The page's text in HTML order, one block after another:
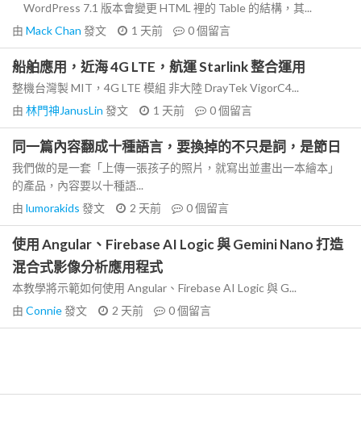
WordPress 7.1 版本會變更 HTML 裡的 Table 的結構，其...
由 Mack Chan 發文 1 天前 0個留言
船舶應用，近海 4G LTE，航運 Starlink 整合運用
整機台灣製 MIT，4G LTE 模組 非大陸 DrayTek VigorC4...
由 林門神JanusLin 發文 1 天前 0個留言
同一篇內容翻成十種語言，要換掉的不只是詞，是節日
我們做的是一套「上傳一張孩子的照片，就寫出並畫出一本繪本」
的產品，內容要以十種語...
由 lumorakids 發文 2 天前 0個留言
使用 Angular、Firebase AI Logic 與 Gemini Nano 打造
混合式影像分析應用程式
本教學將示範如何使用 Angular、Firebase AI Logic 與 G...
由 Connie發文 2 天前 0個留言